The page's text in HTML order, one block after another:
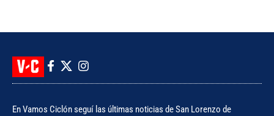
En Vamos Ciclón seguí las últimas noticias de San Lorenzo de